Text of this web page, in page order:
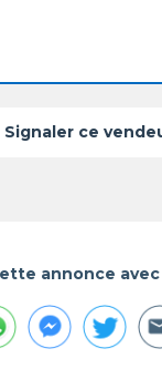
ce
annonce avec